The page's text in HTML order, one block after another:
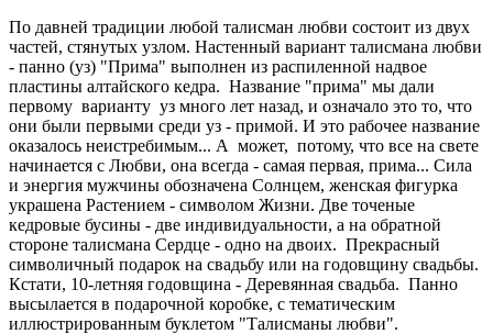
По давней традиции любой талисман любви состоит из двух
частей, стянутых узлом. Настенный вариант талисмана любви
- панно (уз) "Прима" выполнен из распиленной надвое
пластины алтайского кедра. Название "прима" мы дали
первому варианту уз много лет назад, и означало это то, что
они были первыми среди уз - примой. И это рабочее название
оказалось неистребимым... А может, потому, что все на свете
начинается с Любви, она всегда - самая первая, прима... Сила
и энергия мужчины обозначена Солнцем, женская фигурка
украшена Растением - символом Жизни. Две точеные
кедровые бусины - две индивидуальности, а на обратной
стороне талисмана Сердце - одно на двоих. Прекрасный
символичный подарок на свадьбу или на годовщину свадьбы.
Кстати, 10-летняя годовщина - Деревянная свадьба. Панно
высылается в подарочной коробке, с тематическим
иллюстрированным буклетом "Талисманы любви".